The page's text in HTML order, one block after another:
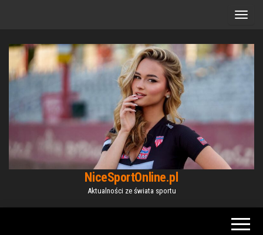
NiceSportOnline.pl
Aktualności ze świata sportu